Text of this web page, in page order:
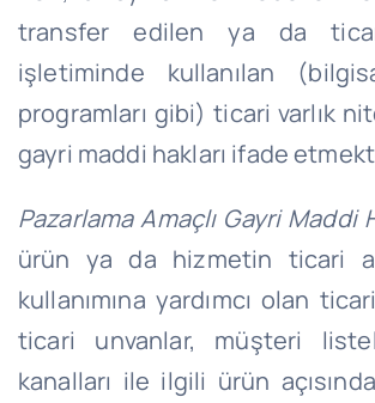
transfer edilen ya da
işletiminde kullanılan
programları gibi) ticari varlık
gayri maddi hakları ifade
Pazarlama Amaçlı Gayri Maddi
ürün ya da hizmetin ticari
kullanımına yardımcı olan
ticari unvanlar, müşteri
kanalları ile ilgili ürün